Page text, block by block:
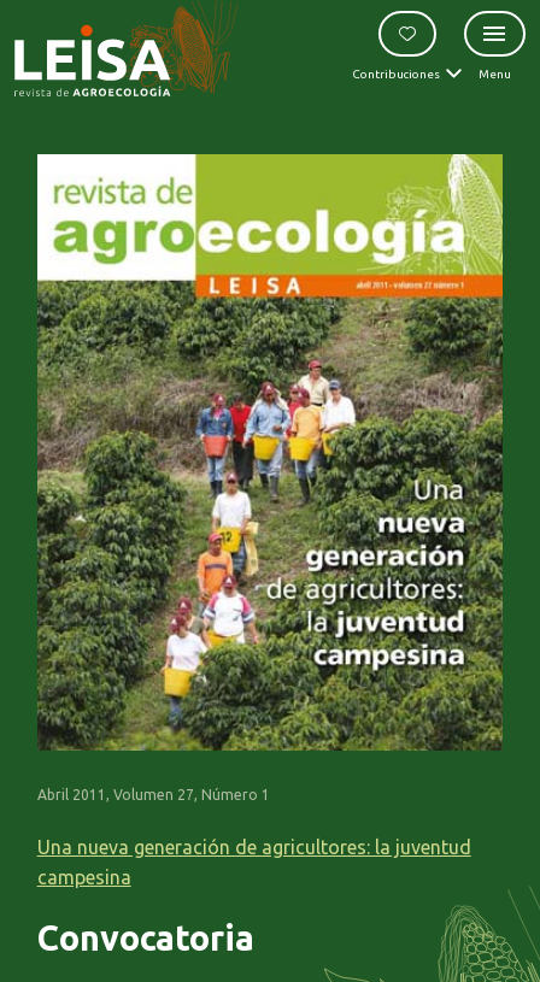
Contribuciones Menu
Abril 2011, Volumen 27, Número 1
Una nueva generación de agricultores: la juventud
campesina
Convocatoria